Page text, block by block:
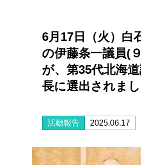
6月17日（火）白
の伊藤条一議員(
が、第35代北海
長に選出されま
活動報告 2025.06.17